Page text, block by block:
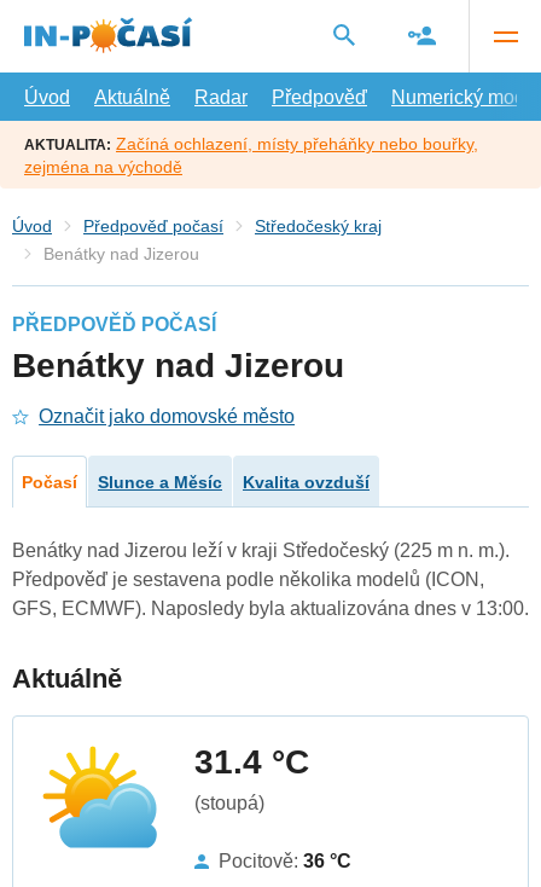
hlavní
Úvod
Aktuálně Radar Předpověď Numerický model
AKTUALITA: Začíná ochlazení, místy přeháňky nebo bouřky,
zejména na východě
Úvod Předpověď počasí
Středočeský kraj
Benátky nad Jizerou
PŘEDPOVĚĎ POČASÍ
Benátky nad Jizerou
Označit jako domovské město
Počasí Slunce a Měsíc Kvalita ovzduší
Benátky nad Jizerou leží v kraji Středočeský (225 m n. m.).
Předpověď je sestavena podle několika modelů (ICON,
GFS, ECMWF). Naposledy byla aktualizována dnes v 13:00.
Aktuálně
31.4 °C
(stoupá)
Pocitově: 36 °C